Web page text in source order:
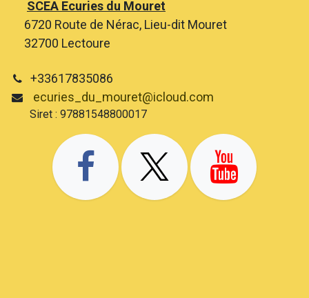
SCEA Ecuries du Mouret
6720 Route de Nérac, Lieu-dit Mouret
32700 Lectoure
+33617835086
ecuries_du_mouret@icloud.com
Siret : 97881548800017